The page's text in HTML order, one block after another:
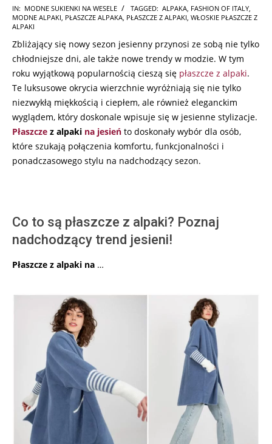
2024-
07-
IN: MODNE SUKIENKI NA WESELE TAGGED: ALPAKA FASHION OF ITALY
MODNE ALPAKI PŁASZCZE ALPAKA PŁASZCZE Z ALPAKI WŁOSKIE PŁASZCZE Z
ALPAKI
Zbliżający się nowy sezon jesienny przynosi ze sobą nie tylko
chłodniejsze dni, ale także nowe trendy w modzie. W tym
roku wyjątkową popularnością cieszą się płaszcze z alpaki.
Te luksusowe okrycia wierzchnie wyróżniają się nie tylko
niezwykłą miękkością i ciepłem, ale również eleganckim
wyglądem, który doskonale wpisuje się w jesienne stylizacje.
Płaszcze z alpaki na jesień to doskonały wybór dla osób,
które szukają połączenia komfortu, funkcjonalności i
ponadczasowego stylu na nadchodzący sezon.
Co to są płaszcze z alpaki? Poznaj
nadchodzący trend jesieni!
Płaszcze z alpaki na …